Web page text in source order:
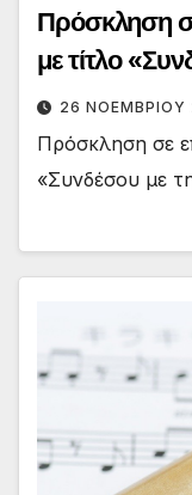
Πρόσκληση
με τίτλο
26 ΝΟΕΜΒΡΊΟΥ
Πρόσκληση σε
«Συνδέσου με